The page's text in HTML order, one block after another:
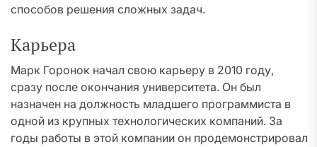
способов решения сложных задач.
Карьера
Марк Горонок начал свою карьеру в 2010 году,
сразу после окончания университета. Он был
назначен на должность младшего программиста в
одной из крупных технологических компаний. За
годы работы в этой компании он продемонстрировал